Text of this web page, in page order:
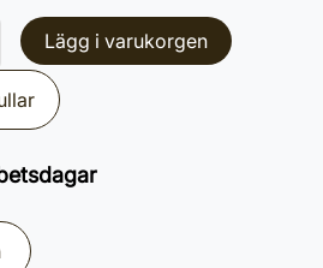
Lägg i varukorgen